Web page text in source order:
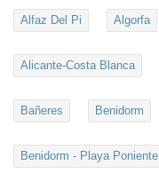
Alfaz Del Pi Algorfa
Alicante-Costa Blanca
Bañeres Benidorm
Benidorm - Playa Poniente